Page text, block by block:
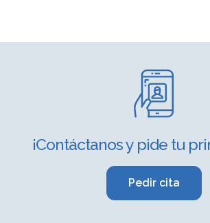
¡Contáctanos y pide tu
Pedir cita